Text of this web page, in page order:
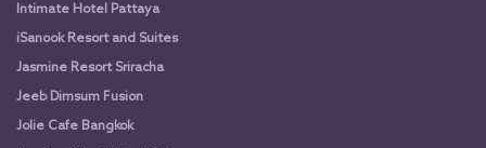
Intimate Hotel Pattaya
iSanook Resort and Suites
Jasmine Resort Sriracha
Jeeb Dimsum Fusion
Jolie Cafe Bangkok